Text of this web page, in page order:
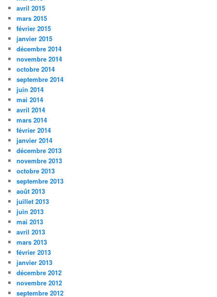
avril 2015
mars 2015
février 2015
janvier 2015
décembre 2014
novembre 2014
octobre 2014
septembre 2014
juin 2014
mai 2014
avril 2014
mars 2014
février 2014
janvier 2014
décembre 2013
novembre 2013
octobre 2013
septembre 2013
août 2013
juillet 2013
juin 2013
mai 2013
avril 2013
mars 2013
février 2013
janvier 2013
décembre 2012
novembre 2012
septembre 2012